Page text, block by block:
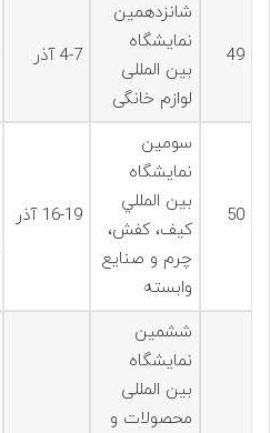
49
شانزدهمین
نمایشگاه
بین المللی
لوازم خانگی
4-7 آذر
50
سومين
نمايشگاه
بين المللي
كيف، كفش،
چرم و صنايع
وابسته
16-19 آذر
ششمین
نمایشگاه
بین المللی
محصولات و